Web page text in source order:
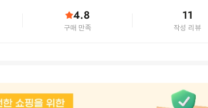
4.8
구매 만족
11
작성 리뷰